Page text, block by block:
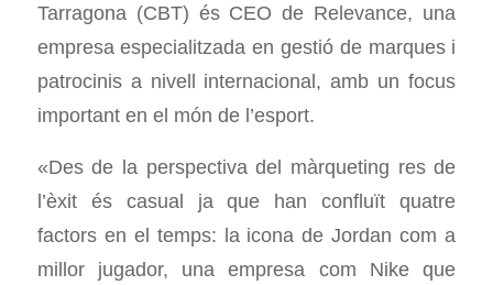
Tarragona (CBT) és CEO de Relevance, una
empresa especialitzada en gestió de marques i
patrocinis a nivell internacional, amb un focus
important en el món de l’esport.
«Des de la perspectiva del màrqueting res de
l’èxit és casual ja que han confluït quatre
factors en el temps: la icona de Jordan com a
millor jugador, una empresa com Nike que